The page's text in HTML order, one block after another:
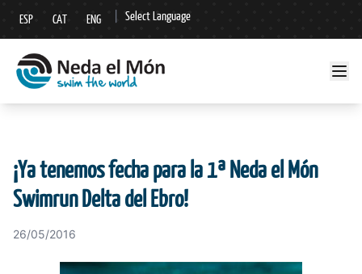
ESP CAT ENG Select Language
▼
¡Ya tenemos fecha para la 1ª Neda el Món
Swimrun Delta del Ebro!
26/05/2016